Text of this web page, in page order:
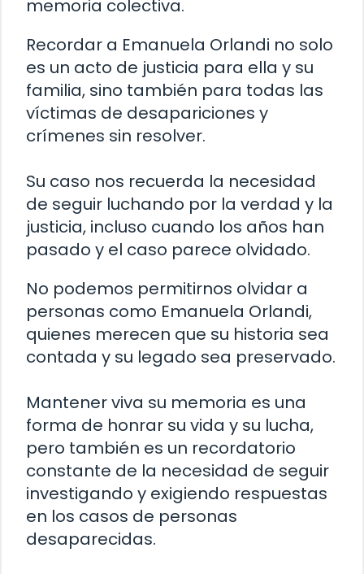
memoria colectiva.
Recordar a Emanuela Orlandi no solo
es un acto de justicia para ella y su
familia, sino también para todas las
víctimas de desapariciones y
crímenes sin resolver.
Su caso nos recuerda la necesidad
de seguir luchando por la verdad y la
justicia, incluso cuando los años han
pasado y el caso parece olvidado.
No podemos permitirnos olvidar a
personas como Emanuela Orlandi,
quienes merecen que su historia sea
contada y su legado sea preservado.
Mantener viva su memoria es una
forma de honrar su vida y su lucha,
pero también es un recordatorio
constante de la necesidad de seguir
investigando y exigiendo respuestas
en los casos de personas
desaparecidas.